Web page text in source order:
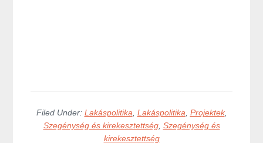
Filed Under: Lakáspolitika Lakáspolitika Projektek,
Szegénység és kirekesztettség, Szegénység és
kirekesztettség